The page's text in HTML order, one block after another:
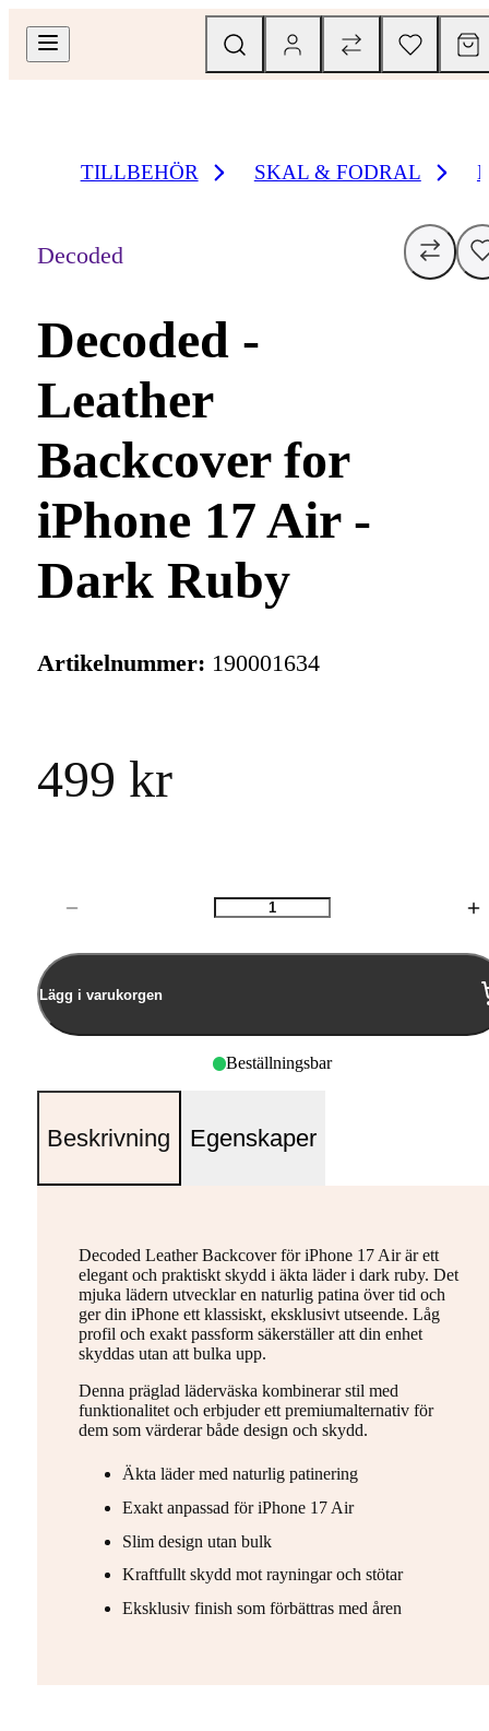
TILLBEHÖR SKAL & FODRAL
Decoded
Decoded -
Leather
Backcover for
iPhone 17 Air -
Dark Ruby
Artikelnummer: 190001634
499 kr
Antal
Lägg i varukorgen
Beställningsbar
Beskrivning Egenskaper
Decoded Leather Backcover för iPhone 17 Air är ett
elegant och praktiskt skydd i äkta läder i dark ruby. Det
mjuka lädern utvecklar en naturlig patina över tid och
ger din iPhone ett klassiskt, eksklusivt utseende. Låg
profil och exakt passform säkerställer att din enhet
skyddas utan att bulka upp.
Denna präglad läderväska kombinerar stil med
funktionalitet och erbjuder ett premiumalternativ för
dem som värderar både design och skydd.
Äkta läder med naturlig patinering
Exakt anpassad för iPhone 17 Air
Slim design utan bulk
Kraftfullt skydd mot rayningar och stötar
Eksklusiv finish som förbättras med åren